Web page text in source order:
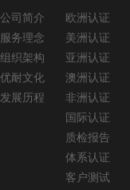
公司简介
服务理念
组织架构
优耐文化
发展历程
欧洲认证
美洲认证
亚洲认证
澳洲认证
非洲认证
国际认证
质检报告
体系认证
客户测试